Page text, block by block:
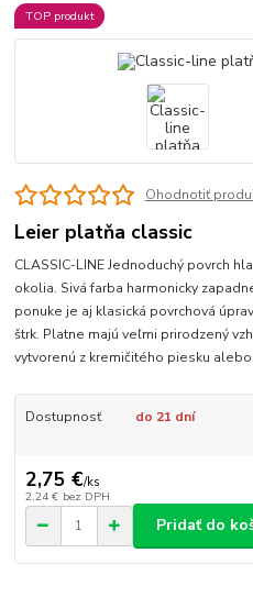
TOP produkt
Ohodnotiť
Leier platňa classic
CLASSIC-LINE Jednoduchý povrch
okolia. Sivá farba harmonicky
ponuke je aj klasická povrchová
štrk. Platne majú veľmi prirodzený
vytvorenú z kremičitého piesku
Dostupnosť do 21 dní
2,75 €/ks
2,24 € bez DPH
Pridať do